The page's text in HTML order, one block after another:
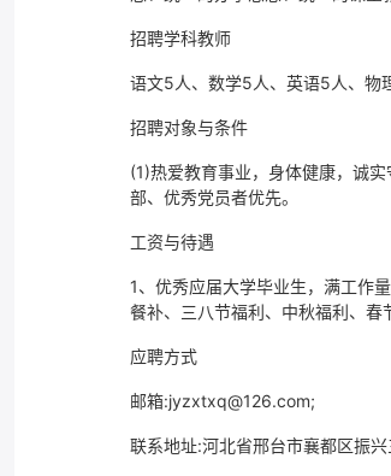
招聘学科教师
语文5人、数学5人、英语5人、物
招聘对象与条件
(1)热爱教育事业，身体健康，诚
部、优秀党员者优先。
工资与待遇
1、优秀应届大学毕业生，满工作
餐补、三八节福利、中秋福利、春
应聘方式
邮箱:jyzxtxq@126.com;
联系地址:河北省邢台市襄都区振兴